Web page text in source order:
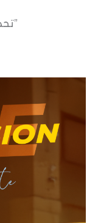
تحميل “النقطة العمياء”